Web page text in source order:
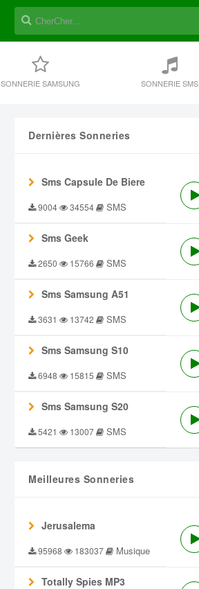
SONNERIE SAMSUNG SONNERIE SMS
Dernières Sonneries
Sms Capsule De Biere
9004 34554 SMS
Sms Geek
2650 15766 SMS
Sms Samsung A51
3631 13742 SMS
Sms Samsung S10
6948 15815 SMS
Sms Samsung S20
5421 13007 SMS
Meilleures Sonneries
Jerusalema
95968 183037 Musique
Totally Spies MP3